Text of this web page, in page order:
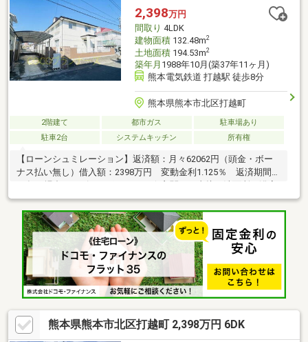
す♪ご家族での新生活を見据えた住まいとして、ぜひ一度ご検討く
ださい！！『コスギ不動産リアルティ』では、住まい探しをトー
タルサポートいたします！ぜひお気軽にご相談ください♪
2,398万円
間取り 4LDK
建物面積132.48m2
土地面積194.53m2
築年月 1988年10月(築37年11ヶ月)
熊本電気鉄道 打越駅 徒歩8分
熊本県熊本市北区打越町
2階建て 都市ガス
駐車場あり
駐車2台
システムキッチン 所有権
【ローンシュミレーション】返済額：月々62062円（頭金・ボー
ナス払い無し）借入額：2398万円 変動金利1.125％ 返済期間
に行ける動線。☆ＬＤＫは約19帖と広々で家族団らんの時間を過
ごせます。☆2階居室は全居室約6帖以上と広々とした空間。☆近
隣商業施設充実。☆打越バス停まで徒歩約4分とお出かけしやす
い立地。
熊本県熊本市北区打越町 2,398万円 6DK